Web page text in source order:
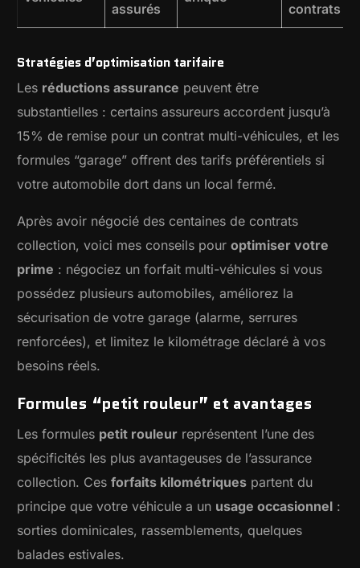
assurés
contrats
Stratégies d’optimisation tarifaire
Les réductions assurance peuvent être
substantielles : certains assureurs accordent jusqu’à
15% de remise pour un contrat multi-véhicules, et les
formules “garage” offrent des tarifs préférentiels si
votre automobile dort dans un local fermé.
Après avoir négocié des centaines de contrats
collection, voici mes conseils pouroptimiser votre
prime : négociez un forfait multi-véhicules si vous
possédez plusieurs automobiles, améliorez la
sécurisation de votre garage (alarme, serrures
renforcées), et limitez le kilométrage déclaré à vos
besoins réels.
Formules “petit rouleur” et avantages
Les formules petit rouleur représentent l’une des
spécificités les plus avantageuses de l’assurance
collection. Cesforfaits kilométriques partent du
principe que votre véhicule a un usage occasionnel :
sorties dominicales, rassemblements, quelques
balades estivales.